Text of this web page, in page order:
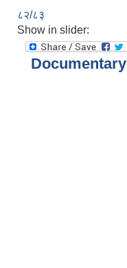
८२/८३
Show in slider:
Documentary